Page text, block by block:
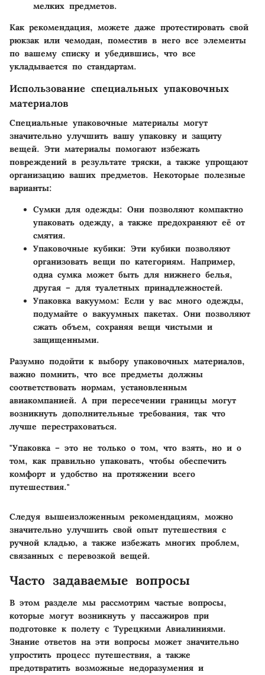
мелких предметов.
Как рекомендация, можете даже протестировать свой
рюкзак или чемодан, поместив в него все элементы
по вашему списку и убедившись, что все
укладывается по стандартам.
Использование специальных упаковочных
материалов
Специальные упаковочные материалы могут
значительно улучшить вашу упаковку и защиту
вещей. Эти материалы помогают избежать
повреждений в результате тряски, а также упрощают
организацию ваших предметов. Некоторые полезные
варианты:
Сумки для одежды: Они позволяют компактно
упаковать одежду, а также предохраняют её от
смятия.
Упаковочные кубики: Эти кубики позволяют
организовать вещи по категориям. Например,
одна сумка может быть для нижнего белья,
другая – для туалетных принадлежностей.
Упаковка вакуумом: Если у вас много одежды,
подумайте о вакуумных пакетах. Они позволяют
сжать объем, сохраняя вещи чистыми и
защищенными.
Разумно подойти к выбору упаковочных материалов,
важно помнить, что все предметы должны
соответствовать нормам, установленным
авиакомпанией. А при пересечении границы могут
возникнуть дополнительные требования, так что
лучше перестраховаться.
"Упаковка – это не только о том, что взять, но и о
том, как правильно упаковать, чтобы обеспечить
комфорт и удобство на протяжении всего
путешествия."
Следуя вышеизложенным рекомендациям, можно
значительно улучшить свой опыт путешествия с
ручной кладью, а также избежать многих проблем,
связанных с перевозкой вещей.
Часто задаваемые вопросы
В этом разделе мы рассмотрим частые вопросы,
которые могут возникнуть у пассажиров при
подготовке к полету с Турецкими Авиалиниями.
Знание ответов на эти вопросы может значительно
упростить процесс путешествия, а также
предотвратить возможные недоразумения и